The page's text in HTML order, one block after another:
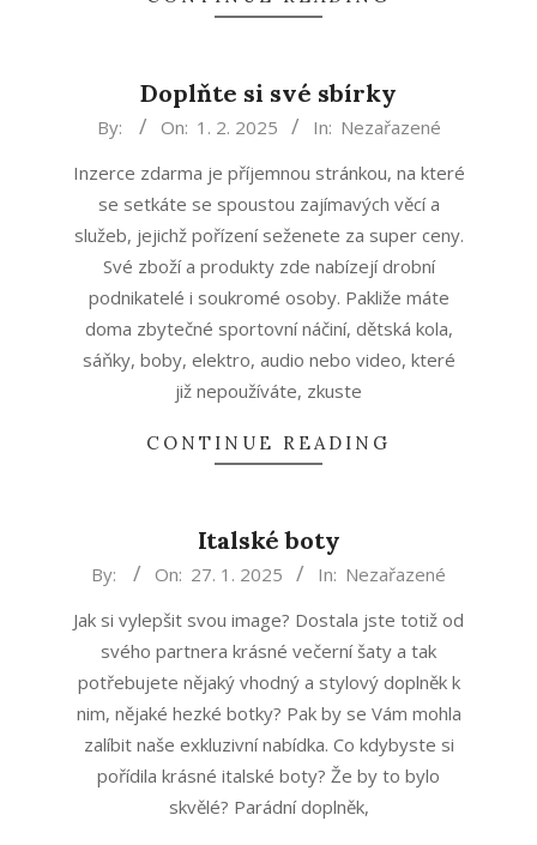
Doplňte si své sbírky
2025-
01
By: On: 1. 2. 2025 In: Nezařazené
Inzerce zdarma je příjemnou stránkou, na které
se setkáte se spoustou zajímavých věcí a
služeb, jejichž pořízení seženete za super ceny.
Své zboží a produkty zde nabízejí drobní
podnikatelé i soukromé osoby. Pakliže máte
doma zbytečné sportovní náčiní, dětská kola,
sáňky, boby, elektro, audio nebo video, které
již nepoužíváte, zkuste
CONTINUE READING
Italské boty
2025-
27
By: On: 27. 1. 2025 In: Nezařazené
Jak si vylepšit svou image? Dostala jste totiž od
svého partnera krásné večerní šaty a tak
potřebujete nějaký vhodný a stylový doplněk k
nim, nějaké hezké botky? Pak by se Vám mohla
zalíbit naše exkluzivní nabídka. Co kdybyste si
pořídila krásné italské boty? Že by to bylo
skvělé? Parádní doplněk,